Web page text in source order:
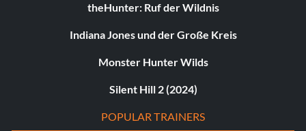
theHunter: Ruf der Wildnis
Indiana Jones und der Große Kreis
Monster Hunter Wilds
Silent Hill 2 (2024)
POPULAR TRAINERS